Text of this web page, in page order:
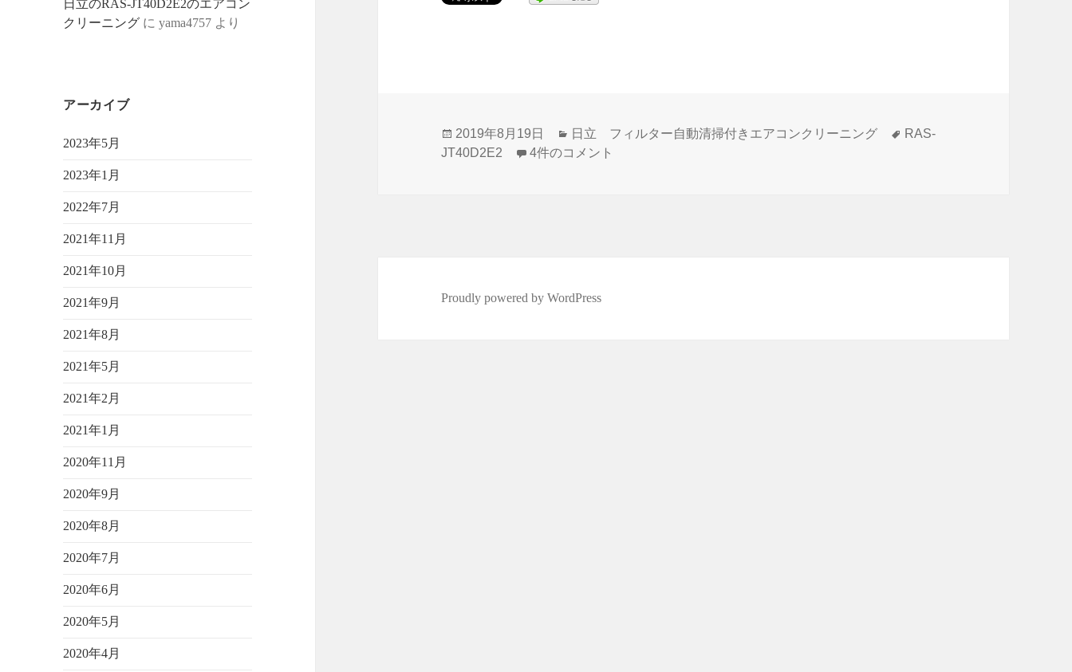
日立のRAS-JT40D2E2のエアコン
クリーニング にyama4757 より
アーカイブ
2023年5月
2023年1月
2022年7月
2021年11月
2021年10月
2021年9月
2021年8月
2021年5月
2021年2月
2021年1月
2020年11月
2020年9月
2020年8月
2020年7月
2020年6月
2020年5月
2020年4月
投
稿
2019年8月19日
カ
テ
日立 フィルター自動清掃付きエアコンクリーニング
タ
RAS-
JT40D2E2
日立のRAS-JT40D2E2のエアコンクリーニング への
4件のコメント
Proudly powered by WordPress